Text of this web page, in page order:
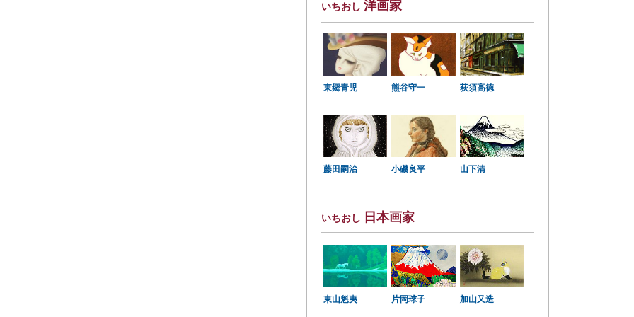
いちおし 洋画家
東郷青児 熊谷守一 荻須高徳
藤田嗣治 小磯良平 山下清
いちおし 日本画家
東山魁夷 片岡球子 加山又造